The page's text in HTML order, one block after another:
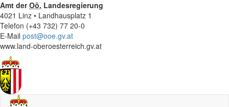
Amt derOö. Landesregierung
4021 Linz • Landhausplatz 1
Telefon (+43 732) 77 20-0
E-Mail post@ooe.gv.at
www.land-oberoesterreich.gv.at